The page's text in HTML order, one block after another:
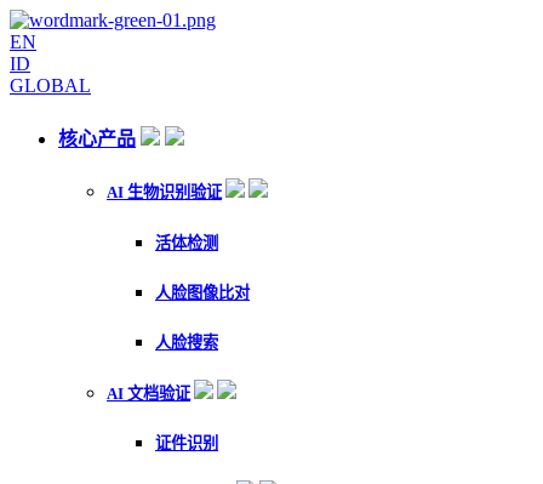
EN
ID
GLOBAL
核心产品
AI 生物识别验证
活体检测
人脸图像比对
人脸搜索
AI 文档验证
证件识别